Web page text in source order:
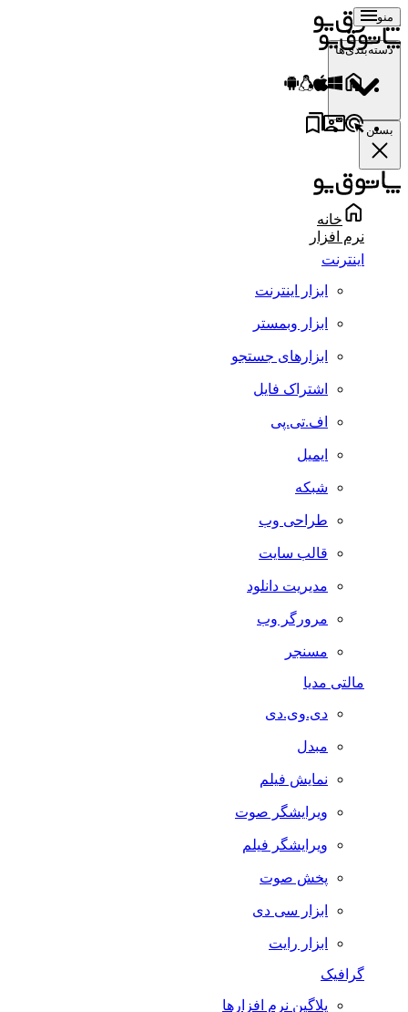
منو
دسته‌بندی‌ها
بستن
خانه
نرم افزار
اینترنت
ابزار اینترنت
ابزار وبمستر
ابزارهای جستجو
اشتراک فایل
اف.تی.پی
ایمیل
شبکه
طراحی وب
قالب سایت
مدیریت دانلود
مرورگر وب
مسنجر
مالتی مدیا
دی.وی.دی
مبدل
نمایش فیلم
ویرایشگر صوت
ویرایشگر فیلم
پخش صوت
ابزار سی دی
ابزار رایت
گرافیک
پلاگین نرم افزارها